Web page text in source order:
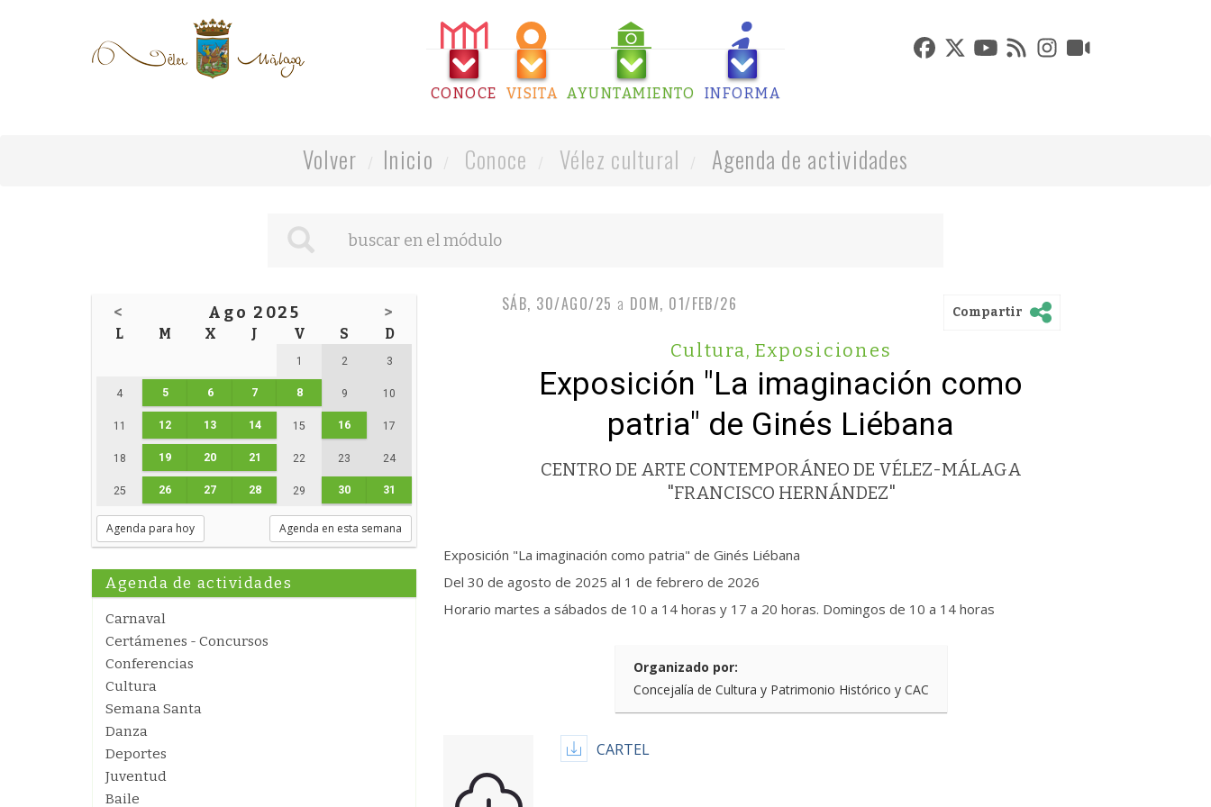
CONOCE VISITA AYUNTAMIENTO INFORMA
Volver Inicio Conoce Vélez cultural Agenda de actividades
< Ago 2025 >
L M X J V S D
1 2 3
4 5 6 7 8 9 10
11 12 13 14 15 16 17
18 19 20 21 22 23 24
25 26 27 28 29 30 31
Agenda para hoy Agenda en esta semana
Agenda de actividades
Carnaval
Certámenes - Concursos
Conferencias
Cultura
Semana Santa
Danza
Deportes
Juventud
Baile
SÁB, 30/AGO/25 a DOM, 01/FEB/26 Compartir
Cultura, Exposiciones
Exposición "La imaginación como
patria" de Ginés Liébana
CENTRO DE ARTE CONTEMPORÁNEO DE VÉLEZ-MÁLAGA
"FRANCISCO HERNÁNDEZ"
Exposición "La imaginación como patria" de Ginés Liébana
Del 30 de agosto de 2025 al 1 de febrero de 2026
Horario martes a sábados de 10 a 14 horas y 17 a 20 horas. Domingos de 10 a 14 horas
Organizado por:
Concejalía de Cultura y Patrimonio Histórico y CAC
CARTEL